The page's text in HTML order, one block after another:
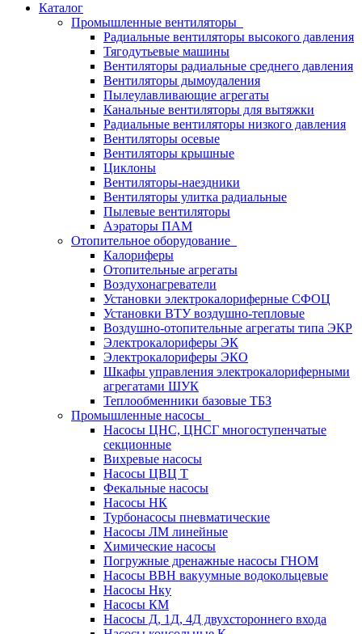
Каталог
Промышленные вентиляторы
Радиальные вентиляторы высокого давления
Тягодутьевые машины
Вентиляторы радиальные среднего давления
Вентиляторы дымоудаления
Пылеулавливающие агрегаты
Канальные вентиляторы для вытяжки
Радиальные вентиляторы низкого давления
Вентиляторы осевые
Вентиляторы крышные
Циклоны
Вентиляторы-наездники
Вентиляторы улитка радиальные
Пылевые вентиляторы
Аэраторы ПАМ
Отопительное оборудование
Калориферы
Отопительные агрегаты
Воздухонагреватели
Установки электрокалориферные СФОЦ
Установки ВТУ воздушно-тепловые
Воздушно-отопительные агрегаты типа ЭКР
Электрокалориферы ЭК
Электрокалориферы ЭКО
Шкафы управления электрокалориферными
агрегатами ШУК
Теплообменники базовые ТБЗ
Промышленные насосы
Насосы ЦНС, ЦНСГ многоступенчатые
секционные
Вихревые насосы
Насосы ЦВЦ Т
Фекальные насосы
Насосы НК
Турбонасосы пневматические
Насосы ЛМ линейные
Химические насосы
Погружные дренажные насосы ГНОМ
Насосы ВВН вакуумные водокольцевые
Насосы Нку
Насосы КМ
Насосы Д, 1Д, 4Д двухстороннего входа